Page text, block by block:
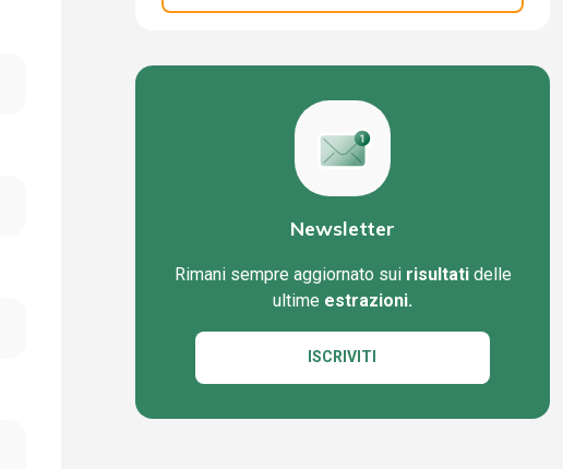
Newsletter
Rimani sempre aggiornato sui risultatidelle
ultime estrazioni.
ISCRIVITI